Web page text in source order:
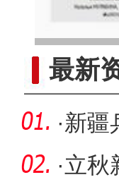
最新
·新疆
部表
·立秋